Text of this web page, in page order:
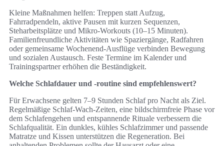
Kleine Maßnahmen helfen: Treppen statt Aufzug,
Fahrradpendeln, aktive Pausen mit kurzen Sequenzen,
Steharbeitsplätze und Mikro‑Workouts (10–15 Minuten).
Familienfreundliche Aktivitäten wie Spaziergänge, Radfahren
oder gemeinsame Wochenend‑Ausflüge verbinden Bewegung
und sozialen Austausch. Feste Termine im Kalender und
Trainingspartner erhöhen die Beständigkeit.
Welche Schlafdauer und -routine sind empfehlenswert?
Für Erwachsene gelten 7–9 Stunden Schlaf pro Nacht als Ziel.
Regelmäßige Schlaf‑Wach‑Zeiten, eine bildschirmfreie Phase vor
dem Schlafengehen und entspannende Rituale verbessern die
Schlafqualität. Ein dunkles, kühles Schlafzimmer und passende
Matratze und Kissen unterstützen die Regeneration. Bei